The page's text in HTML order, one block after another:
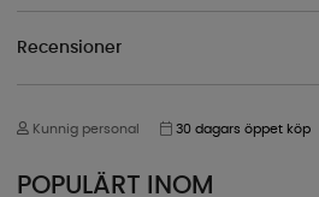
Recensioner
Kunnig personal 30 dagars öppet köp
POPULÄRT INOM